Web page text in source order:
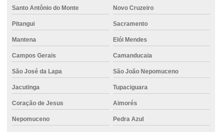
Concreto para fundação traço
Concreto com gelo
Concreto para grandes obras
Concreto impermeável
Concreto em itauna
Concreto para muro de arrimo
Concreto em nova serrana
Concreto para obras comerciais
Santo Antônio do Monte Novo Cruzeiro
Pitangui Sacramento
Mantena Elói Mendes
Campos Gerais Camanducaia
São José da Lapa São João Nepomuceno
Jacutinga Tupaciguara
Coração de Jesus Aimorés
Nepomuceno Pedra Azul